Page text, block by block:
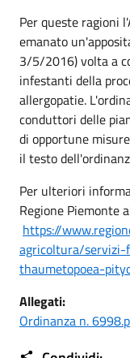
Per queste ragioni
emanato
3/5/2016) volta a
infestanti della
allergopatie.
conduttori delle
di opportune
il testo
Per ulteriori
Regione Piemonte
https://
agricoltura/servizi-
thaumetopoea-
Allegati:
Ordinanza n.